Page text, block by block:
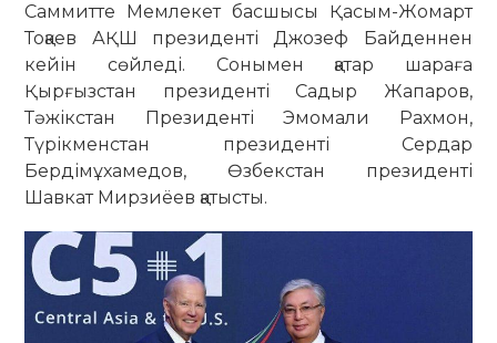
Саммитте Мемлекет басшысы Қасым-Жомарт
Тоқаев АҚШ президенті Джозеф Байденнен
кейін сөйледі. Сонымен қатар шараға
Қырғызстан президенті Садыр Жапаров,
Тәжікстан Президенті Эмомали Рахмон,
Түрікменстан президенті Сердар
Бердімұхамедов, Өзбекстан президенті
Шавкат Мирзиёев қатысты.